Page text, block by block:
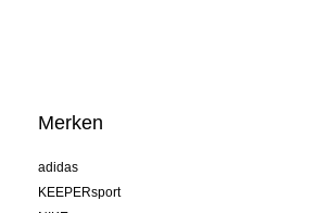
Merken
adidas
KEEPERsport